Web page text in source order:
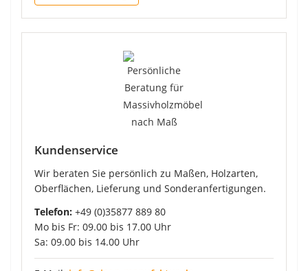
Kundenservice
Wir beraten Sie persönlich zu Maßen, Holzarten,
Oberflächen, Lieferung und Sonderanfertigungen.
Telefon: +49 (0)35877 889 80
Mo bis Fr: 09.00 bis 17.00 Uhr
Sa: 09.00 bis 14.00 Uhr